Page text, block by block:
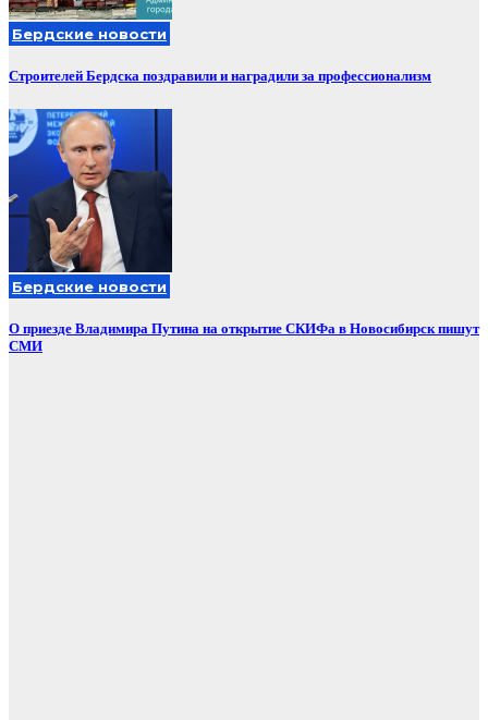
Бердские новости
Строителей Бердска поздравили и наградили за профессионализм
Бердские новости
О приезде Владимира Путина на открытие СКИФа в Новосибирск пишут
СМИ